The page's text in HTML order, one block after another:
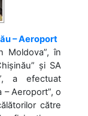
– Aeroport
Moldova”, în
și SA
a efectuat
– Aeroport”, o
către